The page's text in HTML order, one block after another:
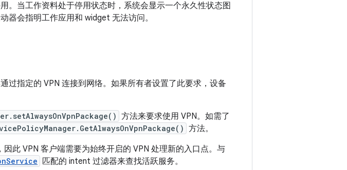
。当工作资料处于停用状态时，系统会显示一个永久性状态图
器会指明工作应用和 widget 无法访问。
过指定的 VPN 连接到网络。如果所有者设置了此要求，设备
方法来要求使用 VPN。如需了
方法。
此 VPN 客户端需要为始终开启的 VPN 处理新的入口点。与
匹配的 intent 过滤器来查找活跃服务。